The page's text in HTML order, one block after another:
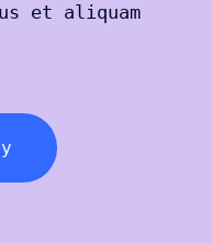
et aliquam